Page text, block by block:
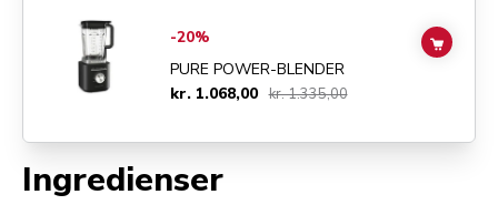
Ingredienser
Go toPure Power-blender
-20%
PURE POWER-BLENDER
kr. 1.068,00 kr. 1.335,00
ADD